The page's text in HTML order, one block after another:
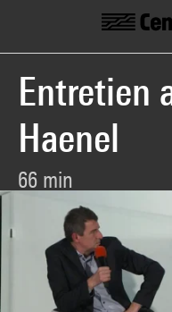
Centre Pompidou
Entretien
Haenel
66 min